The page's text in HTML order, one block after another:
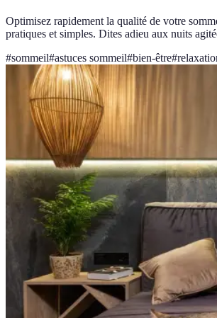
Optimisez rapidement la qualité de votre
pratiques et simples. Dites adieu aux nuits
#sommeil#astuces sommeil#bien-être#